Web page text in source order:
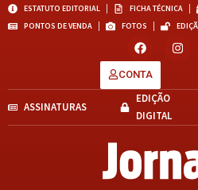
ESTATUTO EDITORIAL FICHA TÉCNICA
PONTOS DE VENDA
FOTOS
CONTA
ASSINATURAS
EDIÇÃO
DIGITAL